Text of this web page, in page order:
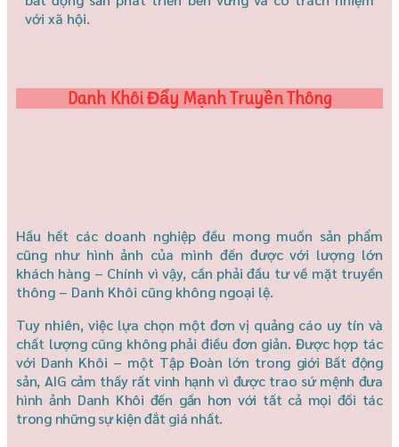
với xã hội.
Danh Khôi Đẩy Mạnh Truyền Thông
Hầu hết các doanh nghiệp đều mong muốn sản phẩm
cũng như hình ảnh của mình đến được với lượng lớn
khách hàng – Chính vì vậy, cần phải đầu tư về mặt truyền
thông – Danh Khôi cũng không ngoại lệ.
Tuy nhiên, việc lựa chọn một đơn vị quảng cáo uy tín và
chất lượng cũng không phải điều đơn giản. Được hợp tác
với Danh Khôi – một Tập Đoàn lớn trong giới Bất động
sản, AIG cảm thấy rất vinh hạnh vì được trao sứ mệnh đưa
hình ảnh Danh Khôi đến gần hơn với tất cả mọi đối tác
trong những sự kiện đắt giá nhất.